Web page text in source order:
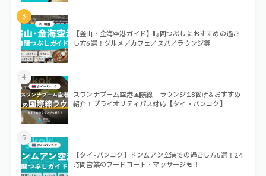
3
【釜山・金海空港ガイド】時間つぶしにおすすめの過ご
し方6選！グルメ／カフェ／スパ／ラウンジ等
4
スワンナプーム空港国際線｜ラウンジ18箇所&おすすめ
紹介！プライオリティパス対応【タイ・バンコク】
5
【タイ･バンコク】ドンムアン空港での過ごし方5選！24
時間営業のフードコート・マッサージも！